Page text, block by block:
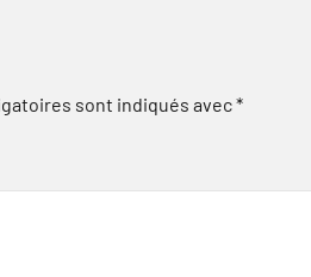
sont indiqués avec*